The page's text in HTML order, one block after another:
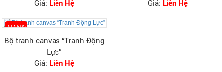
Giá: Liên Hệ
Giá: Liên Hệ
-NAN%
Bộ tranh canvas “Tranh Động
Lực”
Giá: Liên Hệ